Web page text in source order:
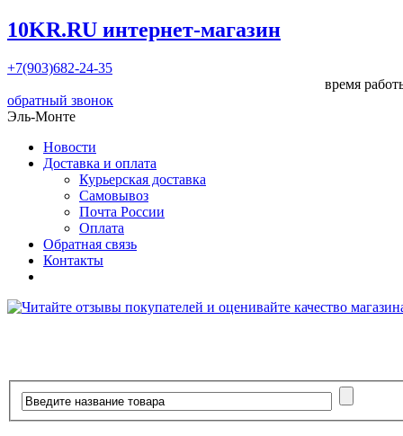
10KR.RU интернет-магазин
+7(903)682-24-35
время
обратный звонок
Эль-Монте
Новости
Доставка и оплата
Курьерская доставка
Самовывоз
Почта России
Оплата
Обратная связь
Контакты